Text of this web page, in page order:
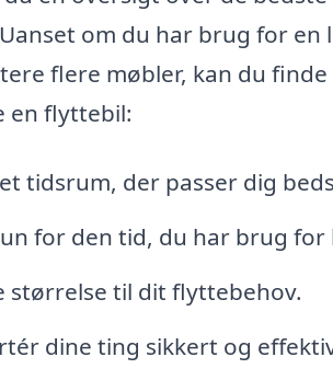
om du har brug for en
flere møbler, kan du
en flyttebil:
tidsrum, der passer dig
for den tid, du har brug for
størrelse til dit flyttebehov.
dine ting sikkert og